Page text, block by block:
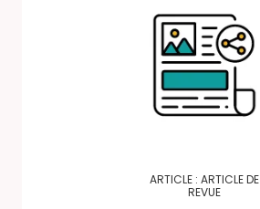
ARTICLE : ARTICLE DE
REVUE